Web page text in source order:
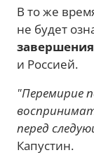
В то же
не будет
завершения
и Россией.
"Перемирие
перед
Капустин.